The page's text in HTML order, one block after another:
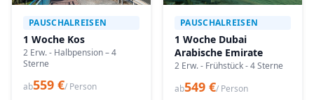
PAUSCHALREISEN
1 Woche Kos
2 Erw. - Halbpension – 4
Sterne
ab559 €/ Person
PAUSCHALREISEN
1 Woche Dubai
Arabische Emirate
2 Erw. - Frühstück - 4 Sterne
ab549 €/ Person